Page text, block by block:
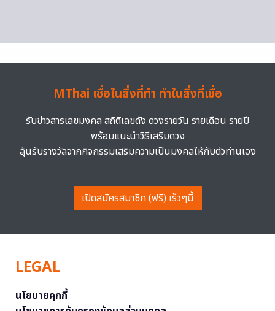
MThai เชื่อในสิ่งที่ทำ ทำในสิ่งที่เชื่อ
รับข่าวสารเลขมงคล สถิติเลขดัง ดวงรายวัน รายเดือน รายปี
พร้อมแนะนำวิธีเสริมดวง
ลุ้นรับรางวัลจากกิจกรรมเสริมความเป็นมงคลให้กับตัวท่านเอง
เปิดสมัครสมาชิก (ฟรี) เร็วๆนี้
LEGAL
นโยบายคุกกี้